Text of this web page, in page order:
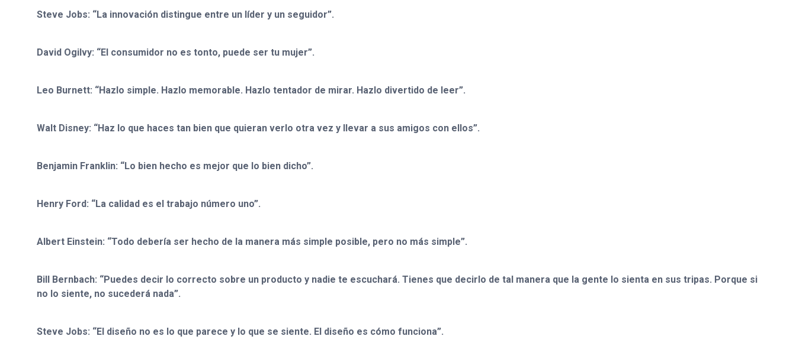
Steve Jobs: “La innovación distingue entre un líder y un seguidor”.
David Ogilvy: “El consumidor no es tonto, puede ser tu mujer”.
Leo Burnett: “Hazlo simple. Hazlo memorable. Hazlo tentador de mirar. Hazlo divertido de leer”.
Walt Disney: “Haz lo que haces tan bien que quieran verlo otra vez y llevar a sus amigos con ellos”.
Benjamin Franklin: “Lo bien hecho es mejor que lo bien dicho”.
Henry Ford: “La calidad es el trabajo número uno”.
Albert Einstein: “Todo debería ser hecho de la manera más simple posible, pero no más simple”.
Bill Bernbach: “Puedes decir lo correcto sobre un producto y nadie te escuchará. Tienes que decirlo de tal manera que la gente lo sienta en sus tripas. Porque si
no lo siente, no sucederá nada”.
Steve Jobs: “El diseño no es lo que parece y lo que se siente. El diseño es cómo funciona”.